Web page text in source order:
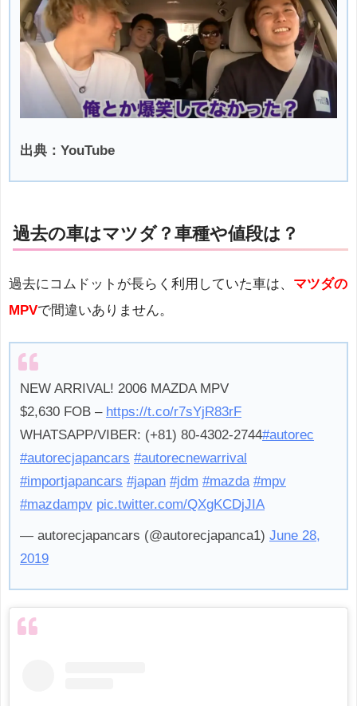
出典：YouTube
過去の車はマツダ？車種や値段は？
過去にコムドットが長らく利用していた車は、 マツダの
MPVで間違いありません。
NEW ARRIVAL! 2006 MAZDA MPV
$2,630 FOB – https://t.co/r7sYjR83rF
WHATSAPP/VIBER: (+81) 80-4302-2744#autorec
#autorecjapancars #autorecnewarrival
#importjapancars #japan #jdm #mazda #mpv
#mazdampv pic.twitter.com/QXgKCDjJIA
— autorecjapancars (@autorecjapanca1) June 28,
2019